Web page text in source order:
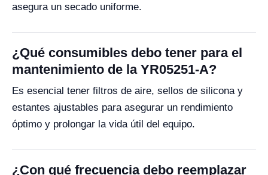
asegura un secado uniforme.
¿Qué consumibles debo tener para el
mantenimiento de la YR05251-A?
Es esencial tener filtros de aire, sellos de silicona y
estantes ajustables para asegurar un rendimiento
óptimo y prolongar la vida útil del equipo.
¿Con qué frecuencia debo reemplazar